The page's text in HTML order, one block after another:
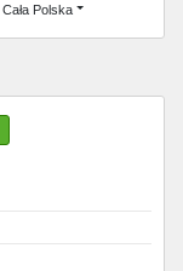
Cała Polska